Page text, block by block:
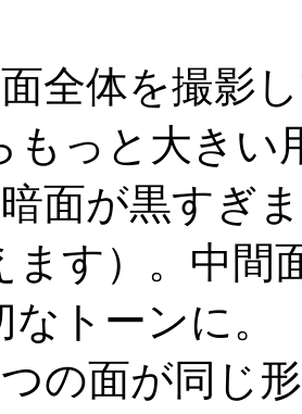
全体を撮影
もっと大きい
面が黒すぎ
ます）。中間
なトーンに。
の面が同じ